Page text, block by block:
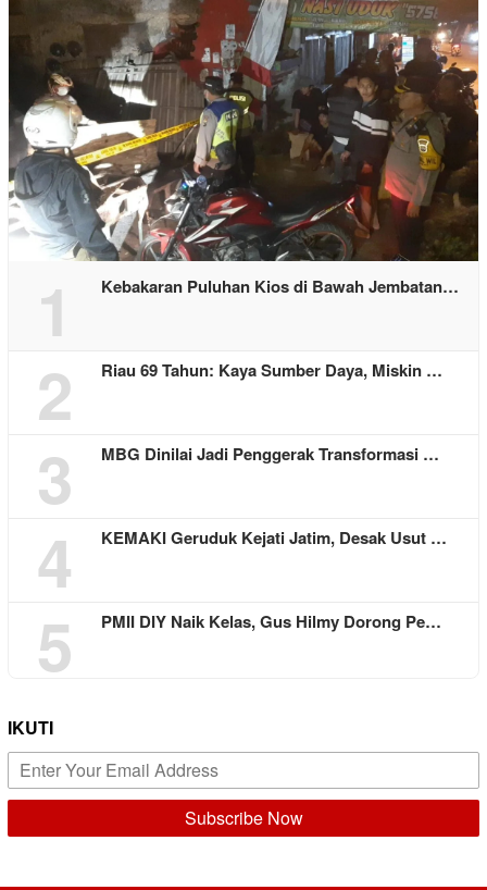
1 Kebakaran Puluhan Kios di Bawah Jembatan…
2 Riau 69 Tahun: Kaya Sumber Daya, Miskin …
3 MBG Dinilai Jadi Penggerak Transformasi …
4 KEMAKI Geruduk Kejati Jatim, Desak Usut …
5 PMII DIY Naik Kelas, Gus Hilmy Dorong Pe…
IKUTI